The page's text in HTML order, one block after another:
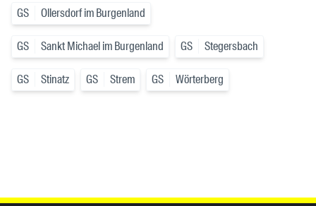
GS Ollersdorf im Burgenland
GS Sankt Michael im Burgenland GS Stegersbach
GS Stinatz GS Strem GS Wörterberg